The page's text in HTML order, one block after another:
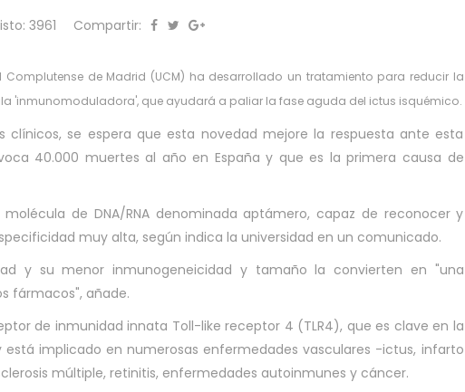
3961 Compartir:
de Madrid (UCM) ha desarrollado un tratamiento para reducir la
'inmunomoduladora', que ayudará a paliar la fase aguda del ictus isquémico.
se espera que esta novedad mejore la respuesta ante esta
40.000 muertes al año en España y que es la primera causa de
de DNA/RNA denominada aptámero, capaz de reconocer y
muy alta, según indica la universidad en un comunicado.
y su menor inmunogeneicidad y tamaño la convierten en "una
fármacos", añade.
de inmunidad innata Toll-like receptor 4 (TLR4), que es clave en la
implicado en numerosas enfermedades vasculares -ictus, infarto
múltiple, retinitis, enfermedades autoinmunes y cáncer.